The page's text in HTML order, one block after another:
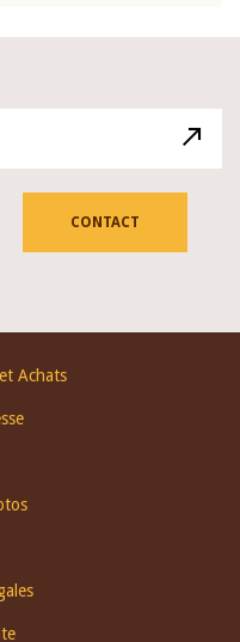
CONTACT
Achats